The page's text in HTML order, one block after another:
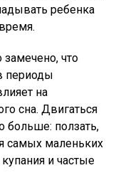
ребенка
замечено, что
периоды
на
сна. Двигаться
больше: ползать,
самых маленьких
и частые